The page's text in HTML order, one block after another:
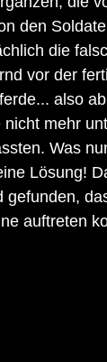
den
die
vor der
also
mehr
Was
Lösung!
gefunden,
auftreten